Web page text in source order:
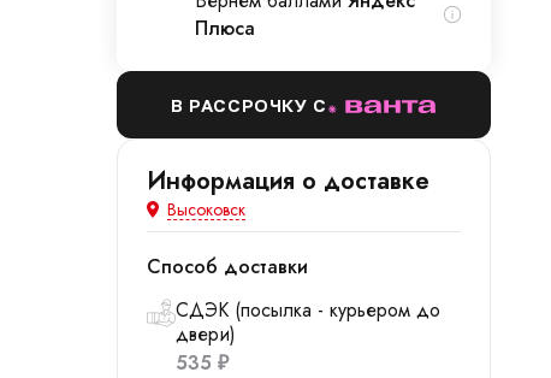
Плюса
В РАССРОЧКУ С
Информация о доставке
Высоковск
Способ доставки
СДЭК (посылка - курьером до
двери)
535 ₽